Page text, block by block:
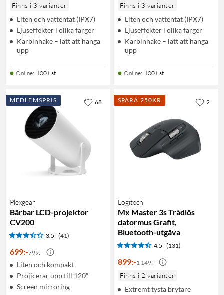
Finns i 3 varianter
Liten och vattentät (IPX7)
Ljuseffekter i olika färger
Karbinhake – lätt att hänga
upp
Online: 100+ st
Finns i 3 varianter
Liten och vattentät (IPX7)
Ljuseffekter i olika färger
Karbinhake – lätt att hänga
upp
Online: 100+ st
MEDLEMSPRIS
Plexgear
Bärbar LCD-projektor
CV200
3.5 (41)
699:-799:-
Liten och kompakt
Projicerar upp till 120”
Screen mirroring
68 SPARA 250KR
Logitech
Mx Master 3s Trådlös
datormus Grafit,
Bluetooth-utgåva
4.5 (131)
899:-1 149:-
Finns i 2 varianter
Extremt tysta brytare
2